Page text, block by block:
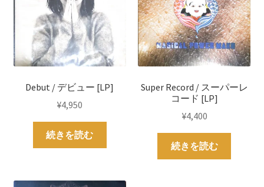
Debut / デビュー [LP]
¥4,950
続きを読む
Super Record / スーパーレ
コード [LP]
¥4,400
続きを読む